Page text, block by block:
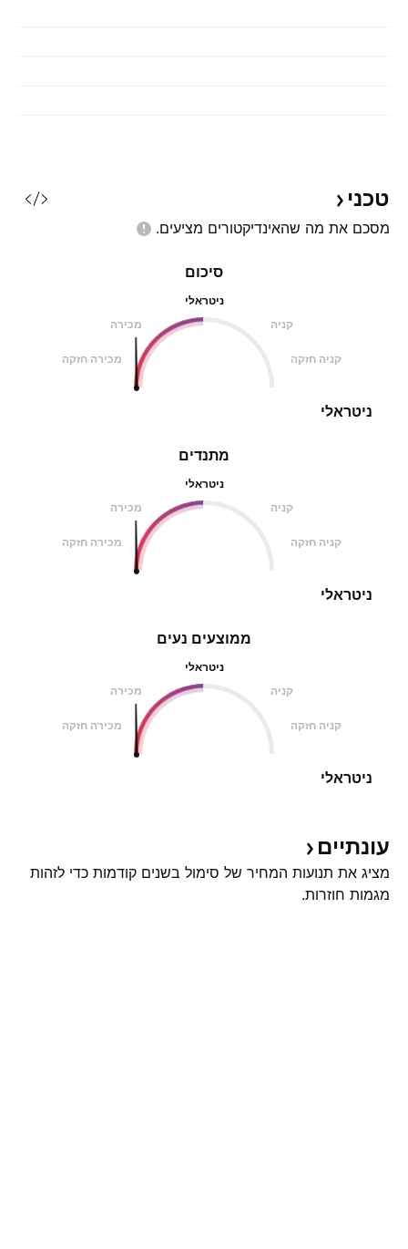
טכני
מסכם את מה שהאינדיקטורים מציעים.
מתנדים
ניטראלי
מכירה
קניה
מכירה חזקה קניה חזקה
ניטראלי
סיכום
ניטראלי
מכירה
קניה
מכירה חזקה קניה חזקה
ניטראלי
ממוצעים נעים
ניטראלי
מכירה
קניה
מכירה חזקה קניה חזקה
ניטראלי
עונתיים
מציג את תנועות המחיר של סימול בשנים קודמות כדי לזהות
מגמות חוזרות.